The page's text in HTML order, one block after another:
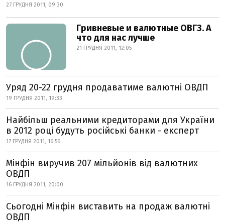
27 ГРУДНЯ 2011, 09:30
Гривневые и валютные ОВГЗ. А
что для нас лучше
21 ГРУДНЯ 2011, 12:05
Уряд 20-22 грудня продаватиме валютні ОВДП
19 ГРУДНЯ 2011, 19:33
Найбільш реальними кредиторами для України
в 2012 році будуть російські банки - експерт
17 ГРУДНЯ 2011, 16:56
Мінфін виручив 207 мільйонів від валютних
ОВДП
16 ГРУДНЯ 2011, 20:00
Сьогодні Мінфін виставить на продаж валютні
ОВДП